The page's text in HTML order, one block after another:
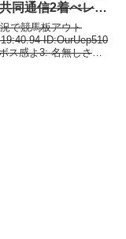
同通信2着べレシ
で競馬板アウト
ID:OurUep510
ス感よ3: 名無しさん